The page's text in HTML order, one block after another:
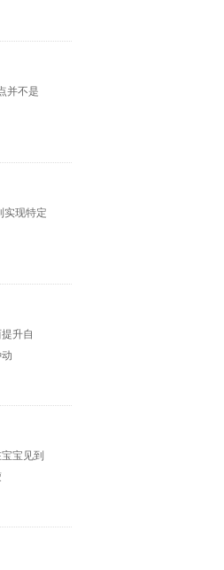
并不是
实现特定
升自
宝见到